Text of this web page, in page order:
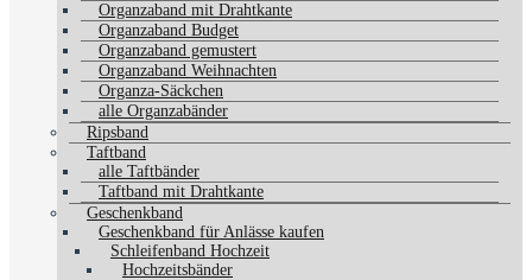
Organzaband mit Drahtkante
Organzaband Budget
Organzaband gemustert
Organzaband Weihnachten
Organza-Säckchen
alle Organzabänder
Ripsband
Taftband
alle Taftbänder
Taftband mit Drahtkante
Geschenkband
Geschenkband für Anlässe kaufen
Schleifenband Hochzeit
Hochzeitsbänder